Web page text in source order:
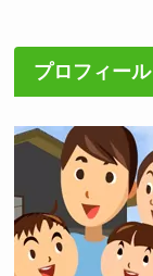
プロフィール